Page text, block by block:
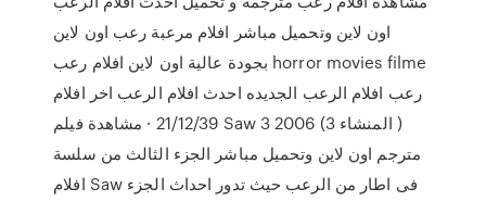
اون لاين وتحميل مباشر افلام مرعبة رعب اون لاين
بجودة عالية اون لاين افلام رعب horror movies filme
رعب افلام الرعب الجديده احدث افلام الرعب اخر افلام
21/12/39 · مشاهدة فيلم Saw 3 2006 (المنشاء 3 )
مترجم اون لاين وتحميل مباشر الجزء الثالث من سلسة
افلام Saw فى اطار من الرعب حيث تدور احداث الجزء